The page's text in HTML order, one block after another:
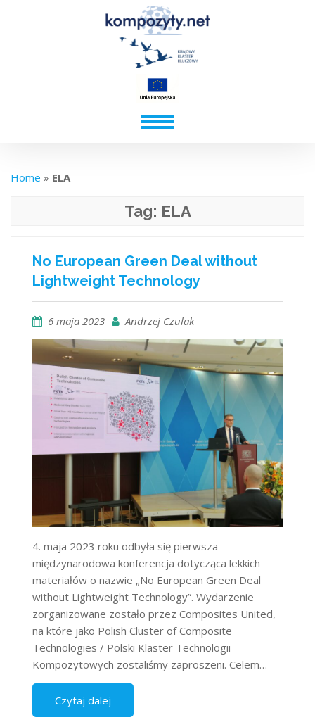
Home » ELA
Tag: ELA
No European Green Deal without
Lightweight Technology
6 maja 2023 Andrzej Czulak
4. maja 2023 roku odbyła się pierwsza
międzynarodowa konferencja dotycząca lekkich
materiałów o nazwie „No European Green Deal
without Lightweight Technology”. Wydarzenie
zorganizowane zostało przez Composites United,
na które jako Polish Cluster of Composite
Technologies / Polski Klaster Technologii
Kompozytowych zostaliśmy zaproszeni. Celem…
Czytaj dalej